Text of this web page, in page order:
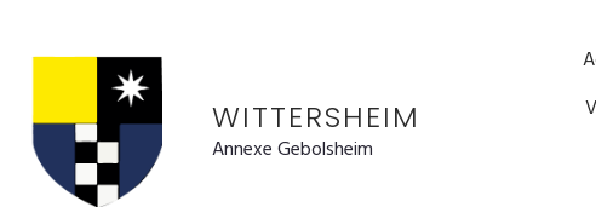
WITTERSHEIM
Annexe Gebolsheim